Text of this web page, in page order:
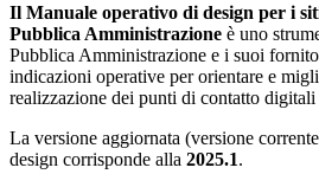
Il Manuale operativo di design per i
Pubblica Amministrazione è uno
Pubblica Amministrazione e i suoi
indicazioni operative per orientare e
realizzazione dei punti di contatto digitali
La versione aggiornata (versione
design corrisponde alla 2025.1.